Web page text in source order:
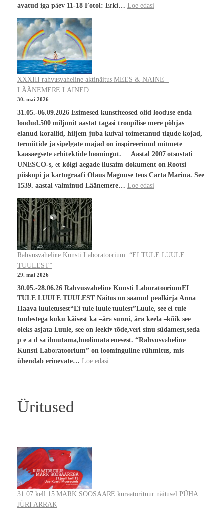
avatud iga päev 11-18 Fotol: Erki… Loe edasi
XXXIII rahvusvaheline aktinäitus MEES & NAINE –
LÄÄNEMERE LAINED
30. mai 2026
31.05.-06.09.2026 Esimesed kunstiteosed olid looduse enda
loodud.500 miljonit aastat tagasi troopilise mere põhjas
elanud korallid, hiljem juba kuival toimetanud tigude kojad,
termiitide ja sipelgate majad on inspireerinud mitmete
kaasaegsete arhitektide loomingut. Aastal 2007 otsustati
UNESCO-s, et kõigi aegade ilusaim dokument on Rootsi
piiskopi ja kartograafi Olaus Magnuse teos Carta Marina. See
1539. aastal valminud Läänemere… Loe edasi
Rahvusvaheline Kunsti Laboratoorium “EI TULE LUULE
TUULEST”
29. mai 2026
30.05.-28.06.26 Rahvusvaheline Kunsti LaboratooriumEI
TULE LUULE TUULEST Näitus on saanud pealkirja Anna
Haava luuletusest“Ei tule luule tuulest”Luule, see ei tule
tuulestega kuku käisest ka –ära sunni, ära keela –kõik see
oleks asjata Luule, see on leekiv tõde,veri sinu südamest,seda
p e a d sa ilmutama,hoolimata enesest. “Rahvusvaheline
Kunsti Laboratoorium” on loominguline rühmitus, mis
ühendab erinevate… Loe edasi
Üritused
31.07 kell 15 MARK SOOSAARE kuraatorituur näitusel PÜHA
JÜRI ARRAK